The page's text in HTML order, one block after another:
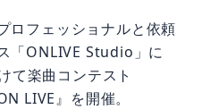
ロフェッショナルと依頼
「ONLIVE Studio」に
て楽曲コンテスト
LIVE』を開催。